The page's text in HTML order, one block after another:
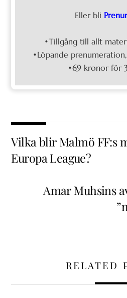
Eller bli
•Tillgång till allt
•Löpande
•69 kronor för
Vilka blir Malmö FF:s
Europa League?
Amar Muhsins
RELATED